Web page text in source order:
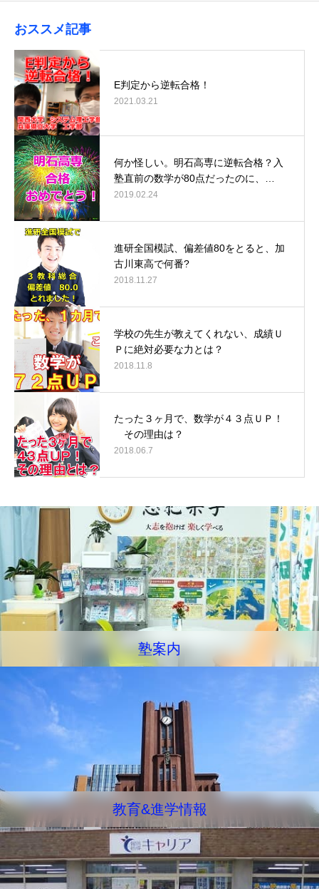
おススメ記事
E判定から逆転合格！
2021.03.21
何か怪しい。明石高専に逆転合格？入
塾直前の数学が80点だったのに、…
2019.02.24
進研全国模試、偏差値80をとると、加
古川東高で何番?
2018.11.27
学校の先生が教えてくれない、成績Ｕ
Ｐに絶対必要な力とは？
2018.11.8
たった３ヶ月で、数学が４３点ＵＰ！
その理由は？
2018.06.7
塾案内
教育&進学情報